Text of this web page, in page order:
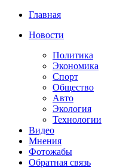
Главная
Новости
Политика
Экономика
Спорт
Общество
Авто
Экология
Технологии
Видео
Мнения
Фотожабы
Обратная связь